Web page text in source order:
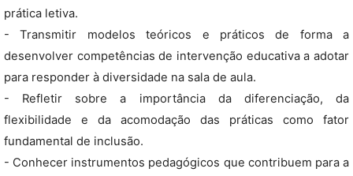
prática letiva.
- Transmitir modelos teóricos e práticos de forma a
desenvolver competências de intervenção educativa a adotar
para responder à diversidade na sala de aula.
- Refletir sobre a importância da diferenciação, da
flexibilidade e da acomodação das práticas como fator
fundamental de inclusão.
- Conhecer instrumentos pedagógicos que contribuem para a